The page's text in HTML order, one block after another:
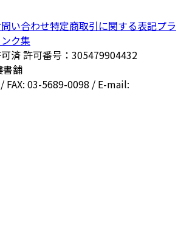
い合わせ特定商取引に関する表記プラ
ク集
済 許可番号：305479904432
書舗
FAX: 03-5689-0098 / E-mail: